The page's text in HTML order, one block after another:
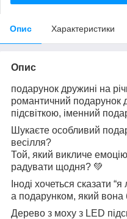
Опис Характеристики
Опис
подарунок дружині на
романтичний подарунок
підсвіткою, іменний
Шукаєте особливий
весілля?
Той, який викличе
радувати щодня? 💚
Іноді хочеться сказати
а подарунком, який вона
Дерево з моху з LED